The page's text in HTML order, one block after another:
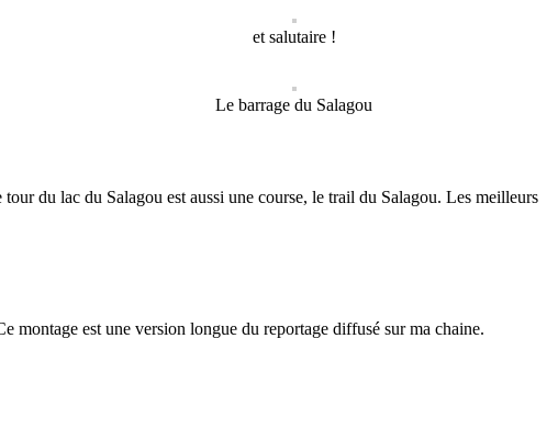
et salutaire !
Le barrage du Salagou
tour du lac du Salagou est aussi une course, le trail du Salagou. Les meilleurs
montage est une version longue du reportage diffusé sur ma chaine.